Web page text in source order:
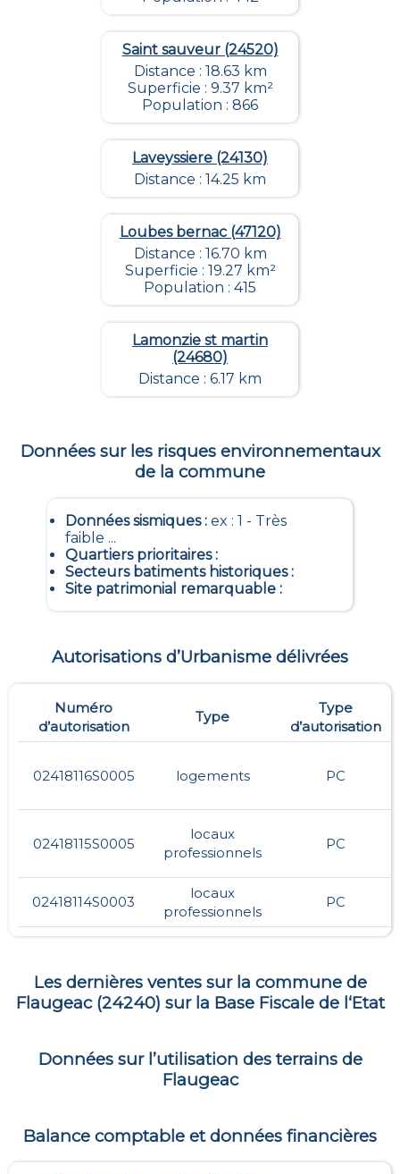
Saint sauveur (24520)
Distance : 18.63 km
Superficie : 9.37 km²
Population : 866
Laveyssiere (24130)
Distance : 14.25 km
Loubes bernac (47120)
Distance : 16.70 km
Superficie : 19.27 km²
Population : 415
Lamonzie st martin
(24680)
Distance : 6.17 km
Données sur les risques environnementaux
de la commune
Données sismiques: ex : 1 - Très
faible ...
Quartiers prioritaires:
Secteurs batiments historiques:
Site patrimonial remarquable:
Autorisations d’Urbanisme délivrées
Numéro
d’autorisation
Type
Type
d’autorisation
02418116S0005 logements PC
02418115S0005
locaux
professionnels
PC
02418114S0003
locaux
professionnels
PC
Les dernières ventes sur la commune de
Flaugeac(24240) sur la Base Fiscale de l‘Etat
Données sur l’utilisation des terrains de
Flaugeac
Balance comptable et données financières